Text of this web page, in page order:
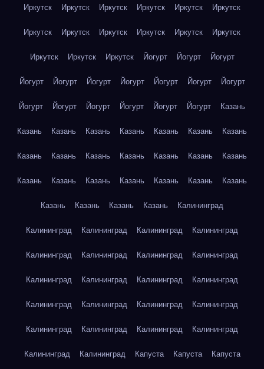
Иркутск Иркутск Иркутск Иркутск Иркутск Иркутск
Иркутск Иркутск Иркутск Иркутск Иркутск Иркутск
Иркутск Иркутск Иркутск Йогурт Йогурт Йогурт
Йогурт Йогурт Йогурт Йогурт Йогурт Йогурт Йогурт
Йогурт Йогурт Йогурт Йогурт Йогурт Йогурт Казань
Казань Казань Казань Казань Казань Казань Казань
Казань Казань Казань Казань Казань Казань Казань
Казань Казань Казань Казань Казань Казань Казань
Казань Казань Казань Казань Калининград
Калининград Калининград Калининград Калининград
Калининград Калининград Калининград Калининград
Калининград Калининград Калининград Калининград
Калининград Калининград Калининград Калининград
Калининград Калининград Калининград Калининград
Калининград Калининград Капуста Капуста Капуста